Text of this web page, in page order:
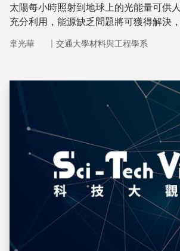
太陽每小時照射到地球上的光能量可供
充分利用，能源缺乏問題將可獲得解決
韋光華 ｜ 交通大學材料與工程學系